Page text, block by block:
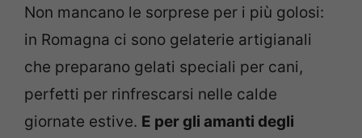
Non mancano le sorprese per i più golosi:
in Romagna ci sono gelaterie artigianali
che preparano gelati speciali per cani,
perfetti per rinfrescarsi nelle calde
giornate estive. E per gli amanti degli